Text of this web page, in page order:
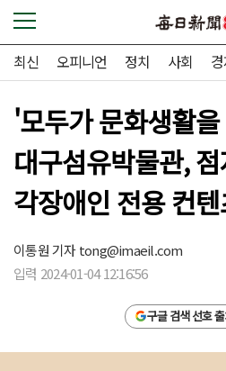
최신 오피니언 정치 사회
'모두가 문화생활
대구섬유박물관,
각장애인 전용 컨
이통원 기자tong@imaeil.com
입력 2024-01-04 12:16:56
구글 검색 선호